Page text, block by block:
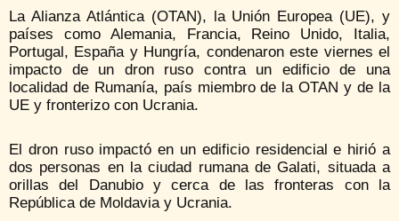
La Alianza Atlántica (OTAN), la Unión Europea (UE), y
países como Alemania, Francia, Reino Unido, Italia,
Portugal, España y Hungría, condenaron este viernes el
impacto de un dron ruso contra un edificio de una
localidad de Rumanía, país miembro de la OTAN y de la
UE y fronterizo con Ucrania.
El dron ruso impactó en un edificio residencial e hirió a
dos personas en la ciudad rumana de Galati, situada a
orillas del Danubio y cerca de las fronteras con la
República de Moldavia y Ucrania.